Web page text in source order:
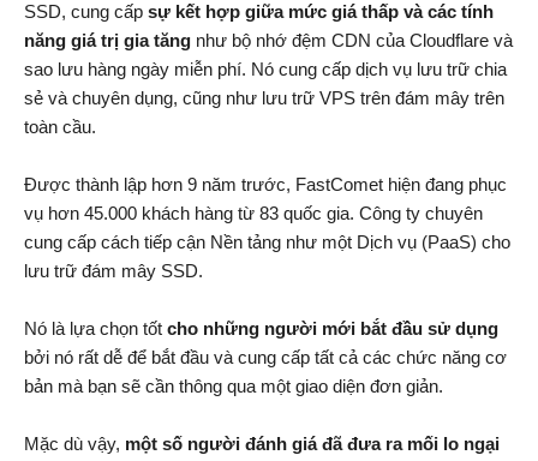
SSD, cung cấp sự kết hợp giữa mức giá thấp và các tính
năng giá trị gia tăng như bộ nhớ đệm CDN của Cloudflare và
sao lưu hàng ngày miễn phí. Nó cung cấp dịch vụ lưu trữ chia
sẻ và chuyên dụng, cũng như lưu trữ VPS trên đám mây trên
toàn cầu.
Được thành lập hơn 9 năm trước, FastComet hiện đang phục
vụ hơn 45.000 khách hàng từ 83 quốc gia. Công ty chuyên
cung cấp cách tiếp cận Nền tảng như một Dịch vụ (PaaS) cho
lưu trữ đám mây SSD.
Nó là lựa chọn tốt cho những người mới bắt đầu sử dụng
bởi nó rất dễ để bắt đầu và cung cấp tất cả các chức năng cơ
bản mà bạn sẽ cần thông qua một giao diện đơn giản.
Mặc dù vậy, một số người đánh giá đã đưa ra mối lo ngại